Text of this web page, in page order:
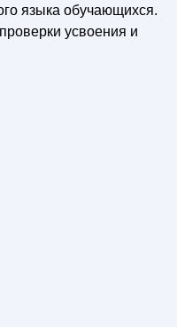
языка обучающихся.
усвоения и